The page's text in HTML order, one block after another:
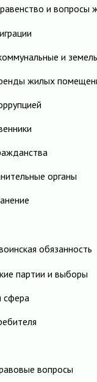
и вопросы
и
жилых
органы
обязанность
партии и выборы
сфера
вопросы